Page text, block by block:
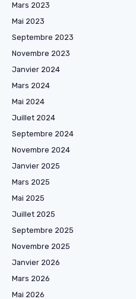
Mars 2023
Mai 2023
Septembre 2023
Novembre 2023
Janvier 2024
Mars 2024
Mai 2024
Juillet 2024
Septembre 2024
Novembre 2024
Janvier 2025
Mars 2025
Mai 2025
Juillet 2025
Septembre 2025
Novembre 2025
Janvier 2026
Mars 2026
Mai 2026